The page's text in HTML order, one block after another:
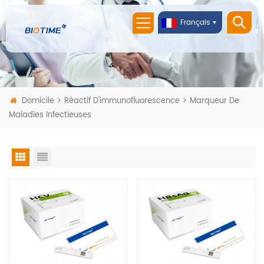
Français
Domicile Réactif D'immunofluorescence
Marqueur De
Maladies Infectieuses